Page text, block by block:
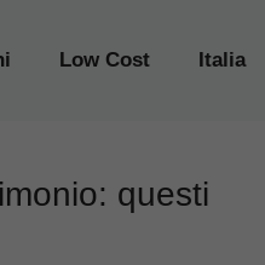
Low Cost Italia
questi